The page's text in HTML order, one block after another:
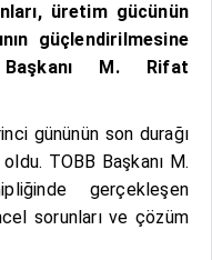
üretim gücünün
güçlendirilmesine
M. Rifat
gününün son durağı
TOBB Başkanı M.
gerçekleşen
sorunları ve çözüm